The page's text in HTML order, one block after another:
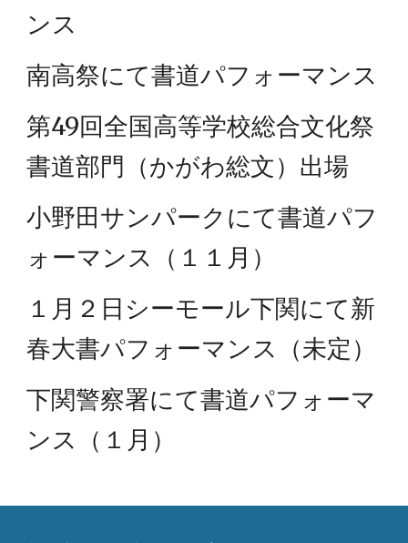
ンス
南高祭にて書道パフォーマンス
第49回全国高等学校総合文化祭
書道部門（かがわ総文）出場
小野田サンパークにて書道パフ
ォーマンス（１１月）
１月２日シーモール下関にて新
春大書パフォーマンス（未定）
下関警察署にて書道パフォーマ
ンス（１月）